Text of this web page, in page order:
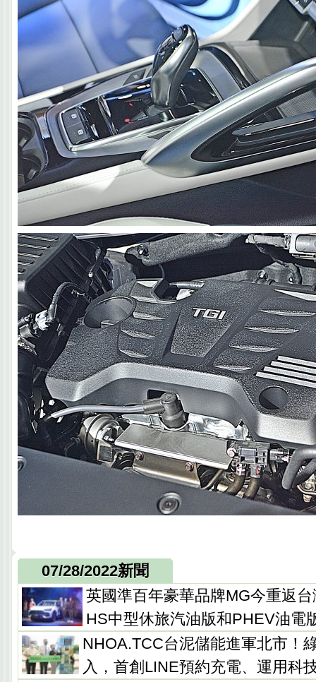
07/28/2022新聞
英國準百年豪華品牌MG今重返
HS中型休旅汽油版和PHEV油電
NHOA.TCC台泥儲能進軍北市！
入，首創LINE預約充電、運用科